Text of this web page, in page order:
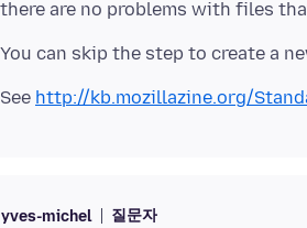
See http://kb.mozillazine.org/
yves-michel 질문자